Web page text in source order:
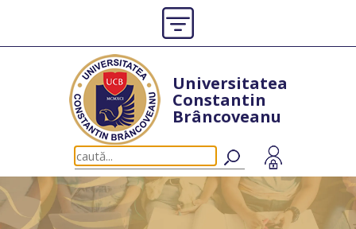
Universitatea
Constantin
Brâncoveanu